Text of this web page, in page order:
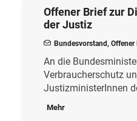
Offener Brief zur
der Justiz
Bundesvorstand, Offener
An die
Verbraucherschutz
JustizministerInnen
Mehr